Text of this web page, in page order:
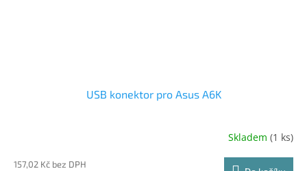
USB konektor pro Asus A6K
Skladem (1 ks)
157,02 Kč bez DPH